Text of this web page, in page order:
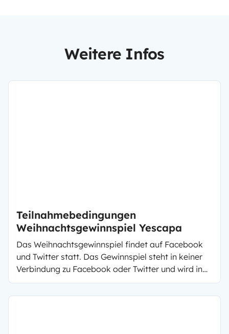
Weitere Infos
Teilnahmebedingungen
Weihnachtsgewinnspiel Yescapa
Das Weihnachtsgewinnspiel findet auf Facebook
und Twitter statt. Das Gewinnspiel steht in keiner
Verbindung zu Facebook oder Twitter und wird in
keiner Weise von Facebook oder Twitter